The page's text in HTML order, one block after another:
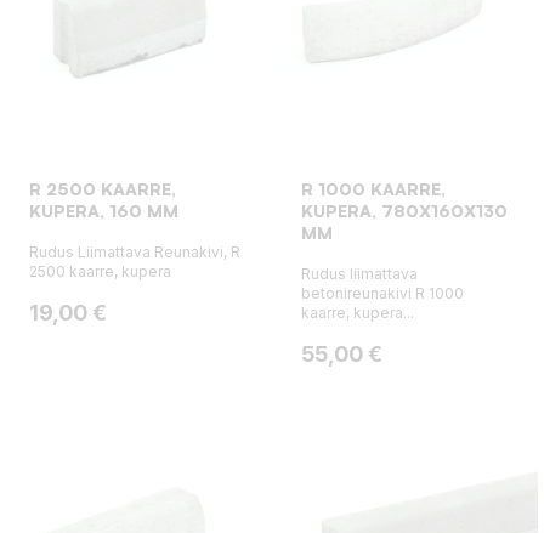
R 2500 KAARRE,
KUPERA, 160 MM
Rudus Liimattava Reunakivi, R
2500 kaarre, kupera
Hinta
19,00 €
R 1000 KAARRE,
KUPERA, 780X160X130
MM
Rudus liimattava
betonireunakivi R 1000
kaarre, kupera...
Hinta
55,00 €